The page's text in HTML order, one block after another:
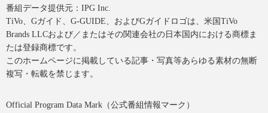
番組データ提供元：IPG Inc.
TiVo、Gガイド、G-GUIDE、およびGガイドロゴは、米国TiVo
Brands LLCおよび／またはその関連会社の日本国内における商標ま
たは登録商標です。
このホームページに掲載している記事・写真等あらゆる素材の無断
複写・転載を禁じます。
Official Program Data Mark（公式番組情報マーク）